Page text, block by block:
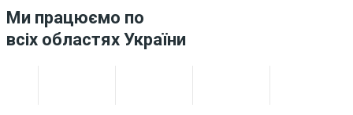
Ми працюємо по
всіх областях України